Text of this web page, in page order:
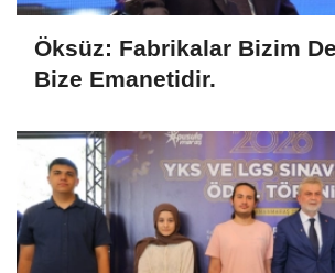
Öksüz: Fabrikalar Bizim
Bize Emanetidir.